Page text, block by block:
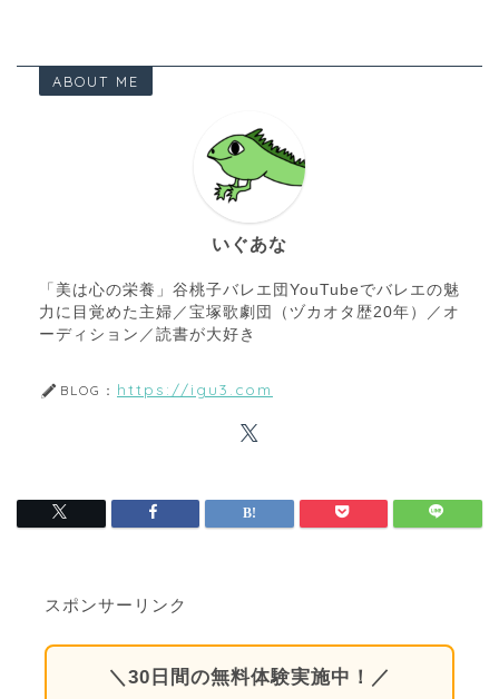
ABOUT ME
いぐあな
「美は心の栄養」谷桃子バレエ団YouTubeでバレエの魅
力に目覚めた主婦／宝塚歌劇団（ヅカオタ歴20年）／オ
ーディション／読書が大好き
BLOG： https://igu3.com
スポンサーリンク
＼30日間の無料体験実施中！／